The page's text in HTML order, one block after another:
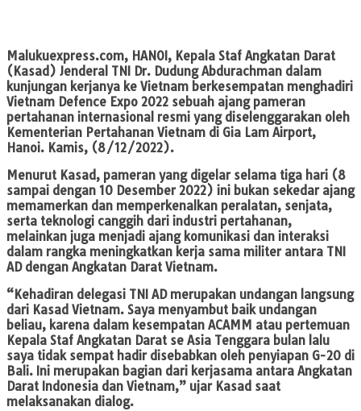
Malukuexpress.com, HANOI, Kepala Staf Angkatan Darat
(Kasad) Jenderal TNI Dr. Dudung Abdurachman dalam
kunjungan kerjanya ke Vietnam berkesempatan menghadiri
Vietnam Defence Expo 2022 sebuah ajang pameran
pertahanan internasional resmi yang diselenggarakan oleh
Kementerian Pertahanan Vietnam di Gia Lam Airport,
Hanoi. Kamis, (8/12/2022).
Menurut Kasad, pameran yang digelar selama tiga hari (8
sampai dengan 10 Desember 2022) ini bukan sekedar ajang
memamerkan dan memperkenalkan peralatan, senjata,
serta teknologi canggih dari industri pertahanan,
melainkan juga menjadi ajang komunikasi dan interaksi
dalam rangka meningkatkan kerja sama militer antara TNI
AD dengan Angkatan Darat Vietnam.
“Kehadiran delegasi TNI AD merupakan undangan langsung
dari Kasad Vietnam. Saya menyambut baik undangan
beliau, karena dalam kesempatan ACAMM atau pertemuan
Kepala Staf Angkatan Darat se Asia Tenggara bulan lalu
saya tidak sempat hadir disebabkan oleh penyiapan G-20 di
Bali. Ini merupakan bagian dari kerjasama antara Angkatan
Darat Indonesia dan Vietnam,” ujar Kasad saat
melaksanakan dialog.